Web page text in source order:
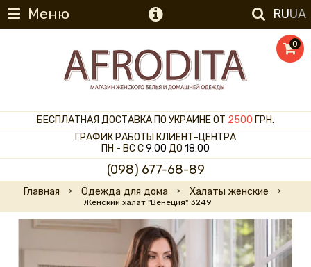
Меню RUUA
0
БЕСПЛАТНАЯ ДОСТАВКА ПО УКРАИНЕ ОТ 2500 ГРН.
ГРАФИК РАБОТЫ КЛИЕНТ-ЦЕНТРА
ПН - ВС С9:00 ДО 18:00
(098) 677-68-89
Главная Одежда для дома Халаты женские
Женский халат "Венеция" 3249